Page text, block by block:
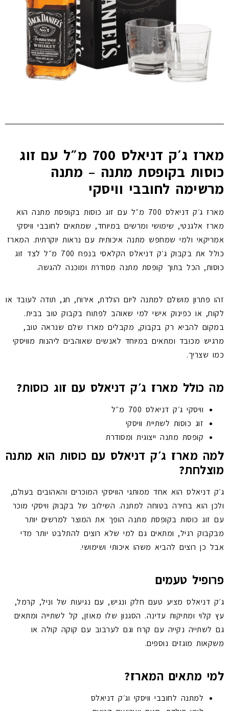
מארז ג׳ק דניאלס 700 מ״ל עם זוג
כוסות בקופסת מתנה – מתנה
מרשימה לחובבי וויסקי
מארז ג׳ק דניאלס 700 מ״ל עם זוג כוסות בקופסת מתנה הוא
מארז אלגנטי, שימושי ומרשים במיוחד, שמתאים לחובבי וויסקי
אמריקאי ולמי שמחפש מתנה איכותית עם נראות יוקרתית. המארז
כולל את בקבוק ג׳ק דניאלס הקלאסי בנפח 700 מ״ל לצד זוג
כוסות, הכל בתוך קופסת מתנה מסודרת ומוכנה להגשה.
זהו פתרון מושלם למתנה ליום הולדת, אירוח, חג, תודה לעובד או
לקוח, או כפינוק אישי למי שאוהב לפתוח בקבוק טוב בבית.
במקום להביא רק בקבוק, מקבלים מארז שלם שנראה טוב,
מרגיש מכובד ומתאים במיוחד לאנשים שאוהבים ליהנות מוויסקי
כמו שצריך.
מה כולל מארז ג׳ק דניאלס עם זוג כוסות?
וויסקי ג׳ק דניאלס 700 מ״ל
זוג כוסות לשתיית וויסקי
קופסת מתנה ייצוגית ומסודרת
למה מארז ג׳ק דניאלס עם כוסות הוא מתנה
מוצלחת?
ג׳ק דניאלס הוא אחד ממותגי הוויסקי המוכרים והאהובים בעולם,
ולכן הוא בחירה בטוחה למתנה. השילוב של בקבוק וויסקי מוכר
עם זוג כוסות בקופסת מתנה הופך את המוצר למרשים יותר
מבקבוק רגיל, ומתאים גם למי שלא רוצים להתלבט יותר מדי
אבל כן רוצים להביא משהו איכותי ושימושי.
פרופיל טעמים
ג׳ק דניאלס מציע טעם חלק ונגיש, עם נגיעות של וניל, קרמל,
עץ קלוי ומתיקות עדינה. הסגנון שלו מאוזן, קל לשתייה ומתאים
גם לשתייה נקייה עם קרח וגם לערבוב עם קוקה קולה או
משקאות מוגזים נוספים.
למי מתאים המארז?
למתנה לחובבי וויסקי וג׳ק דניאלס